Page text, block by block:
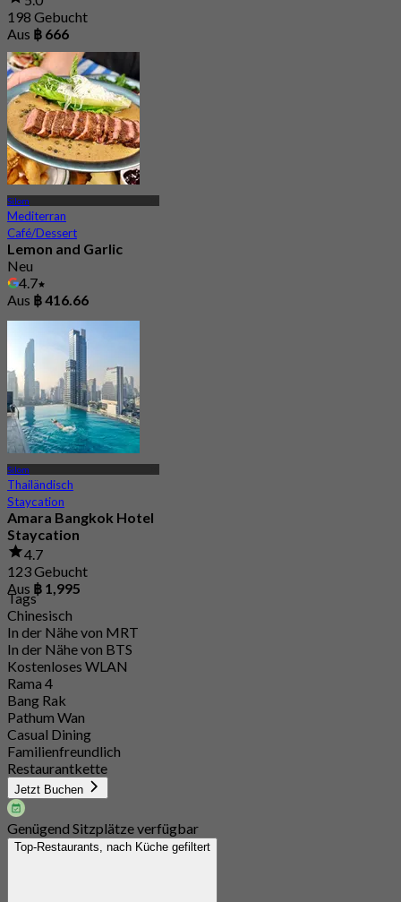
198 Gebucht
Aus ฿ 666
Silom
Mediterran
Café/Dessert
Lemon and Garlic
Neu
4.7
Aus ฿ 416.66
Silom
Thailändisch
Staycation
Amara Bangkok Hotel
Staycation
4.7
123 Gebucht
Aus ฿ 1,995
Tags
Chinesisch
In der Nähe von MRT
In der Nähe von BTS
Kostenloses WLAN
Rama 4
Bang Rak
Pathum Wan
Casual Dining
Familienfreundlich
Restaurantkette
Jetzt Buchen
Genügend Sitzplätze verfügbar
Top-Restaurants, nach Küche gefiltert